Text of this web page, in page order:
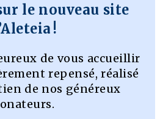
le nouveau site
!
de vous accueillir
repensé, réalisé
de nos généreux